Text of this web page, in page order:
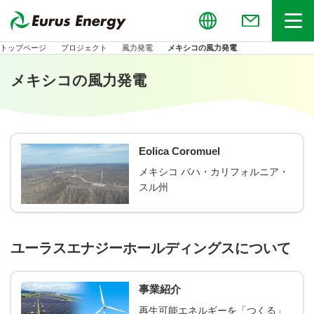
Globalお問い合わせメニュー
トップページ プロジェクト 風力発電 メキシコの風力発電
メキシコの風力発電
Eolica Coromuel
メキシコ バハ・カリフォルニア・
スル州
ユーラスエナジーホールディングスについて
事業紹介
再生可能エネルギーを「つくる」